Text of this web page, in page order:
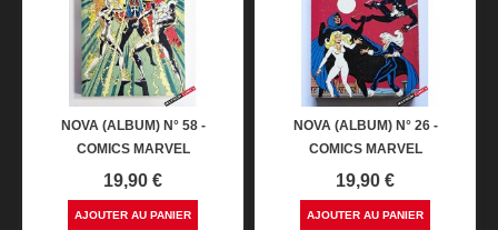
NOVA (ALBUM) N° 58 -
COMICS MARVEL
Prix
19,90 €
AJOUTER AU PANIER
NOVA (ALBUM) N° 26 -
COMICS MARVEL
Prix
19,90 €
AJOUTER AU PANIER